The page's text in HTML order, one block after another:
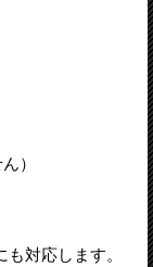
）
対応します。